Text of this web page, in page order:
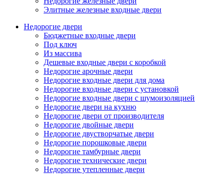
Элитные железные входные двери
Недорогие двери
Бюджетные входные двери
Под ключ
Из массива
Дешевые входные двери с коробкой
Недорогие арочные двери
Недорогие входные двери для дома
Недорогие входные двери с установкой
Недорогие входные двери с шумоизоляцией
Недорогие двери на кухню
Недорогие двери от производителя
Недорогие двойные двери
Недорогие двустворчатые двери
Недорогие порошковые двери
Недорогие тамбурные двери
Недорогие технические двери
Недорогие утепленные двери